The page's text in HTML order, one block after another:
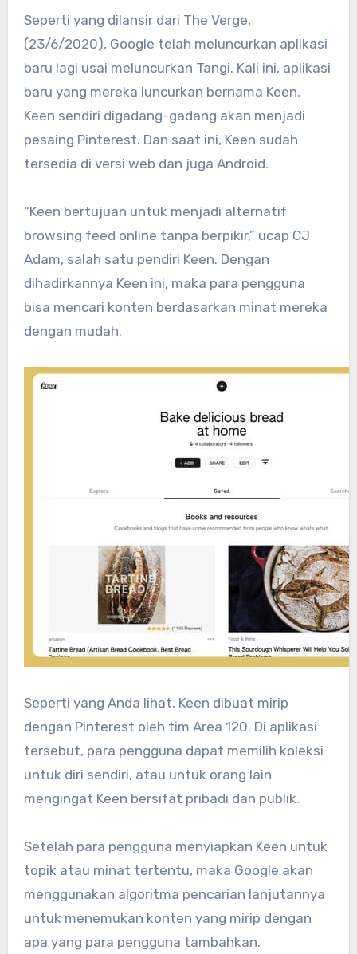
Seperti yang dilansir dari The Verge,
(23/6/2020), Google telah meluncurkan aplikasi
baru lagi usai meluncurkan Tangi. Kali ini, aplikasi
baru yang mereka luncurkan bernama Keen.
Keen sendiri digadang-gadang akan menjadi
pesaing Pinterest. Dan saat ini, Keen sudah
tersedia di versi web dan juga Android.
“Keen bertujuan untuk menjadi alternatif
browsing feed online tanpa berpikir,” ucap CJ
Adam, salah satu pendiri Keen. Dengan
dihadirkannya Keen ini, maka para pengguna
bisa mencari konten berdasarkan minat mereka
dengan mudah.
Seperti yang Anda lihat, Keen dibuat mirip
dengan Pinterest oleh tim Area 120. Di aplikasi
tersebut, para pengguna dapat memilih koleksi
untuk diri sendiri, atau untuk orang lain
mengingat Keen bersifat pribadi dan publik.
Setelah para pengguna menyiapkan Keen untuk
topik atau minat tertentu, maka Google akan
menggunakan algoritma pencarian lanjutannya
untuk menemukan konten yang mirip dengan
apa yang para pengguna tambahkan.